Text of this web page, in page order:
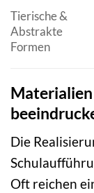
Tierische &
Abstrakte
Formen
Die
Oft reichen